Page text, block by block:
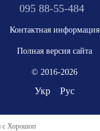
095 88-55-484
Контактная информация
Полная версия сайта
© 2016-2026
Укр Рус
с Хорошоп